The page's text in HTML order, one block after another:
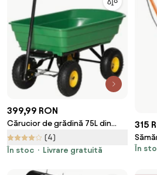
399,99 RON
Cărucior de grădină 75L din
oțel și PP cu cuvă rabatabilă și
mâner de transport, 109x52x94
Outsunny | Aosom Romania
(4)
În stoc
Livrare gratuită
315
În